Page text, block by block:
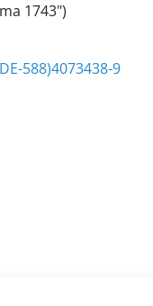
1743")
588)4073438-9